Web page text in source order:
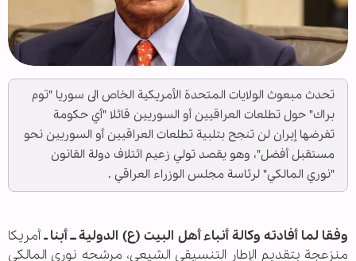
تحدث مبعوث الولايات المتحدة الأمريكية الخاص الى سوريا "توم
براك" حول تطلعات العراقيين أو السوريين قائلا "أي حكومة
تفرضها إيران لن تنجح بتلبية تطلعات العراقيين أو السوريين نحو
مستقبل أفضل"، وهو يقصد تولي زعيم ائتلاف دولة القانون
"نوري المالكي" لرئاسة مجلس الوزراء العراقي .
وفقا لما أفادته وكالة أنباء أهل البيت (ع) الدولية ــ أبنا ـأمريكا
منزعجة بتقديم الإطار التنسيقي الشيعي، مرشحه نوري المالكي